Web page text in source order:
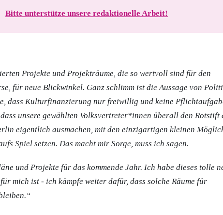
Bitte unterstütze unsere redaktionelle Arbeit!
Projekte und Projekträume, die so wertvoll sind für den
für neue Blickwinkel. Ganz schlimm ist die Aussage von
dass Kulturfinanzierung nur freiwillig und keine
unsere gewählten Volksvertreter*innen überall den Rotstift
eigentlich ausmachen, mit den einzigartigen kleinen
Spiel setzen. Das macht mir Sorge, muss ich sagen.
und Projekte für das kommende Jahr. Ich habe dieses tolle
mich ist - ich kämpfe weiter dafür, dass solche Räume für